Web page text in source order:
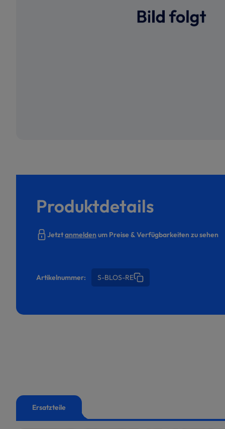
Produktdetails
Jetztanmeldenum Preise & Verfügbarkeiten zu sehen
Artikelnummer: S-BLOS-RE
Ersatzteile